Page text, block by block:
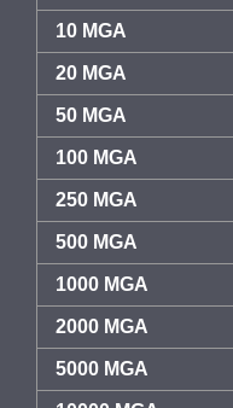
10 MGA
20 MGA
50 MGA
100 MGA
250 MGA
500 MGA
1000 MGA
2000 MGA
5000 MGA